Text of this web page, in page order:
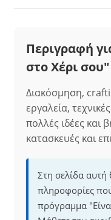
Περιγραφή
στο Χέρι σου"
Διακόσμηση,
εργαλεία,
πολλές ιδέες και
κατασκευές και
Στη σελίδα αυτή
πληροφορίες
πρόγραμμα